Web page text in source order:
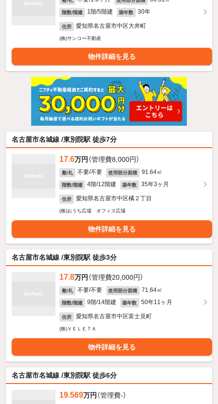
階数/階建 1階/5階建 築年数 30年
住所 愛知県名古屋市中区大井町
(株)サンコー不動産
物件詳細を見る
名古屋市名城線 /東別院駅 徒歩7分
17.6万円 （管理費8,000円）
敷/礼 不要/不要 使用部分面積 91.64㎡
階数/階建 4階/12階建 築年数 35年3ヶ月
住所 愛知県名古屋市中区橘２丁目
(株)おうち広場 オフィス広場
物件詳細を見る
名古屋市名城線 /東別院駅 徒歩3分
17.8万円 （管理費20,000円）
敷/礼 不要/不要 使用部分面積 71.64㎡
階数/階建 9階/14階建 築年数 50年11ヶ月
住所 愛知県名古屋市中区富士見町
(株)ＶＥＬＥＴＡ
物件詳細を見る
名古屋市名城線 /東別院駅 徒歩6分
19.569万円 （管理費-）